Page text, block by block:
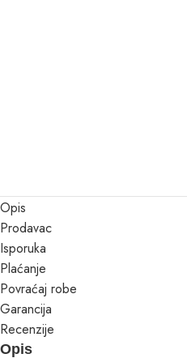
Opis
Prodavac
Isporuka
Plaćanje
Povraćaj robe
Garancija
Recenzije
Opis